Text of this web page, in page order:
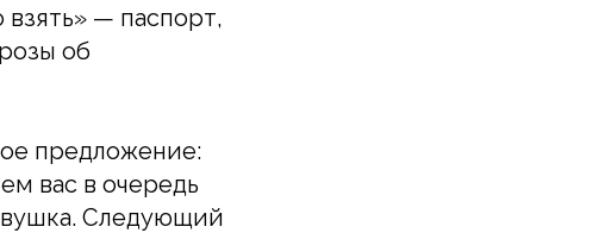
— паспорт,
об
предложение:
вас в очередь
Следующий